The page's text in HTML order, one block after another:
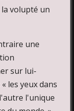
volupté un
une
sur lui-
les yeux dans
l'unique